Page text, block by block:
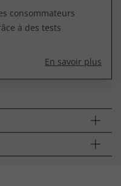
consommateurs
à des tests
En savoir plus